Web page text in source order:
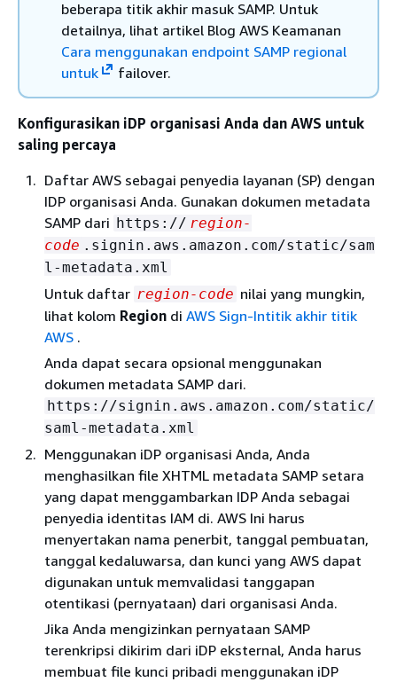
beberapa titik akhir masuk SAMP. Untuk
detailnya, lihat artikel Blog AWS Keamanan
Cara menggunakan endpoint SAMP regional
untuk
failover.
Konfigurasikan iDP organisasi Anda dan AWS untuk
saling percaya
Daftar AWS sebagai penyedia layanan (SP) dengan
IDP organisasi Anda. Gunakan dokumen metadata
SAMP dari https:// region-
code .signin.aws.amazon.com/static/sam
l-metadata.xml
Untuk daftar region-code nilai yang mungkin,
lihat kolom Region di AWS Sign-Intitik akhir titik
AWS .
Anda dapat secara opsional menggunakan
dokumen metadata SAMP dari.
https://signin.aws.amazon.com/static/
saml-metadata.xml
Menggunakan iDP organisasi Anda, Anda
menghasilkan file XHTML metadata SAMP setara
yang dapat menggambarkan IDP Anda sebagai
penyedia identitas IAM di. AWS Ini harus
menyertakan nama penerbit, tanggal pembuatan,
tanggal kedaluwarsa, dan kunci yang AWS dapat
digunakan untuk memvalidasi tanggapan
otentikasi (pernyataan) dari organisasi Anda.
Jika Anda mengizinkan pernyataan SAMP
terenkripsi dikirim dari iDP eksternal, Anda harus
membuat file kunci pribadi menggunakan iDP